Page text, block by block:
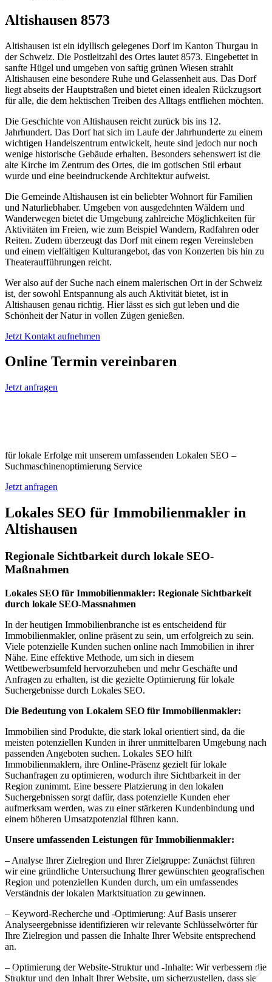
Altishausen 8573
Altishausen ist ein idyllisch gelegenes Dorf im Kanton Thurgau in
der Schweiz. Die Postleitzahl des Ortes lautet 8573. Eingebettet in
sanfte Hügel und umgeben von saftig grünen Wiesen strahlt
Altishausen eine besondere Ruhe und Gelassenheit aus. Das Dorf
liegt abseits der Hauptstraßen und bietet einen idealen Rückzugsort
für alle, die dem hektischen Treiben des Alltags entfliehen möchten.
Die Geschichte von Altishausen reicht zurück bis ins 12.
Jahrhundert. Das Dorf hat sich im Laufe der Jahrhunderte zu einem
wichtigen Handelszentrum entwickelt, heute sind jedoch nur noch
wenige historische Gebäude erhalten. Besonders sehenswert ist die
alte Kirche im Zentrum des Ortes, die im gotischen Stil erbaut
wurde und eine beeindruckende Architektur aufweist.
Die Gemeinde Altishausen ist ein beliebter Wohnort für Familien
und Naturliebhaber. Umgeben von ausgedehnten Wäldern und
Wanderwegen bietet die Umgebung zahlreiche Möglichkeiten für
Aktivitäten im Freien, wie zum Beispiel Wandern, Radfahren oder
Reiten. Zudem überzeugt das Dorf mit einem regen Vereinsleben
und einem vielfältigen Kulturangebot, das von Konzerten bis hin zu
Theateraufführungen reicht.
Wer also auf der Suche nach einem malerischen Ort in der Schweiz
ist, der sowohl Entspannung als auch Aktivität bietet, ist in
Altishausen genau richtig. Hier lässt es sich gut leben und die
Schönheit der Natur in vollen Zügen genießen.
Jetzt Kontakt aufnehmen
Online Termin vereinbaren
Jetzt anfragen
für lokale Erfolge mit unserem umfassenden Lokalen SEO –
Suchmaschinenoptimierung Service
Jetzt anfragen
Lokales SEO für Immobilienmakler in
Altishausen
Regionale Sichtbarkeit durch lokale SEO-
Maßnahmen
Lokales SEO für Immobilienmakler: Regionale Sichtbarkeit
durch lokale SEO-Massnahmen
In der heutigen Immobilienbranche ist es entscheidend für
Immobilienmakler, online präsent zu sein, um erfolgreich zu sein.
Viele potenzielle Kunden suchen online nach Immobilien in ihrer
Nähe. Eine effektive Methode, um sich in diesem
Wettbewerbsumfeld hervorzuheben und mehr Geschäfte und
Anfragen zu erhalten, ist die gezielte Optimierung für lokale
Suchergebnisse durch Lokales SEO.
Die Bedeutung von Lokalem SEO für Immobilienmakler:
Immobilien sind Produkte, die stark lokal orientiert sind, da die
meisten potenziellen Kunden in ihrer unmittelbaren Umgebung nach
passenden Angeboten suchen. Lokales SEO hilft
Immobilienmaklern, ihre Online-Präsenz gezielt für lokale
Suchanfragen zu optimieren, wodurch ihre Sichtbarkeit in der
Region zunimmt. Eine bessere Platzierung in den lokalen
Suchergebnissen sorgt dafür, dass potenzielle Kunden eher
aufmerksam werden, was zu einer stärkeren Kundenbindung und
einem höheren Umsatzpotenzial führen kann.
Unsere umfassenden Leistungen für Immobilienmakler:
– Analyse Ihrer Zielregion und Ihrer Zielgruppe: Zunächst führen
wir eine gründliche Untersuchung Ihrer gewünschten geografischen
Region und potenziellen Kunden durch, um ein umfassendes
Verständnis der lokalen Marktsituation zu gewinnen.
– Keyword-Recherche und -Optimierung: Auf Basis unserer
Analyseergebnisse identifizieren wir relevante Schlüsselwörter für
Ihre Zielregion und passen die Inhalte Ihrer Website entsprechend
an.
– Optimierung der Website-Struktur und -Inhalte: Wir verbessern die
Struktur und den Inhalt Ihrer Website, um sicherzustellen, dass sie